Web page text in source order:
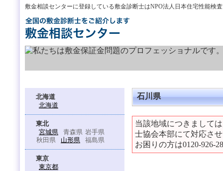
敷金相談センターに登録している敷金診断士はNPO法人日本住宅性能検
北海道
北海道
東北
宮城県
青森県 岩手県
秋田県
山形県 福島県
東京
東京都
石川県
当該地域につきまして
士協会本部にて対応さ
お困りの方は0120-926-